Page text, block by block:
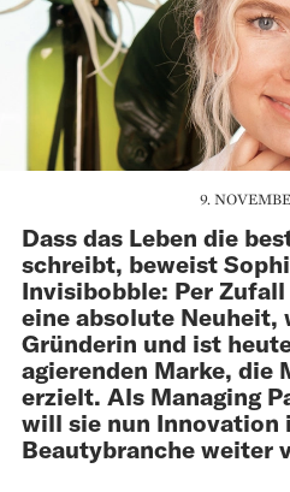
9.
Dass das Leben die
schreibt, beweist
Invisibobble: Per
eine absolute Neuheit,
Gründerin und ist
agierenden Marke, die
erzielt. Als Managing
will sie nun Innovation
Beautybranche weiter